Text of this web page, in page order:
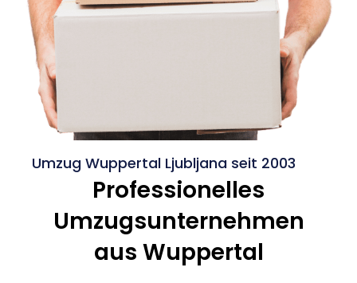
Umzug Wuppertal Ljubljana seit 2003
Professionelles
Umzugsunternehmen
aus Wuppertal